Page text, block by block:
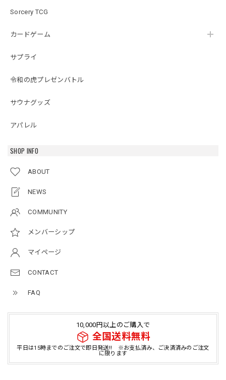
Sorcery TCG
カードゲーム
サプライ
令和の虎プレゼンバトル
サウナグッズ
アパレル
SHOP INFO
ABOUT
NEWS
COMMUNITY
メンバーシップ
マイページ
CONTACT
FAQ
10,000円以上のご購入で
全国送料無料
平日は15時までのご注文で即日発送!! ※お支払済み、ご決済済みのご注文
に限ります